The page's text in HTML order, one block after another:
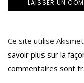
Ce site utilise
savoir plus sur la
commentaires sont